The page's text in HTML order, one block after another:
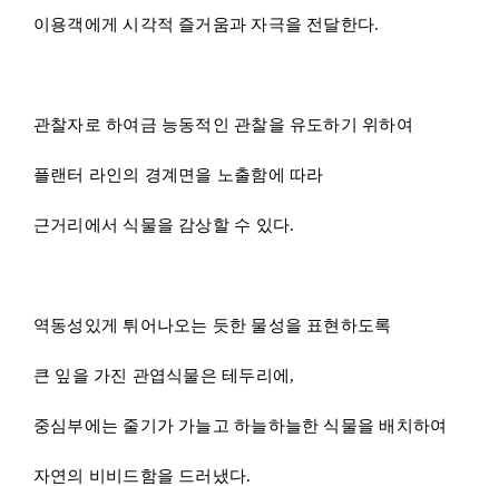
이용객에게 시각적 즐거움과 자극을 전달한다.
관찰자로 하여금 능동적인 관찰을 유도하기 위하여
플랜터 라인의 경계면을 노출함에 따라
근거리에서 식물을 감상할 수 있다.
역동성있게 튀어나오는 듯한 물성을 표현하도록
큰 잎을 가진 관엽식물은 테두리에,
중심부에는 줄기가 가늘고 하늘하늘한 식물을 배치하여
자연의 비비드함을 드러냈다.